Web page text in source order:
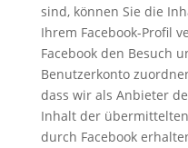
sind, können Sie die
Ihrem Facebook-Profil
Facebook den Besuch
Benutzerkonto
dass wir als Anbieter
Inhalt der
durch Facebook